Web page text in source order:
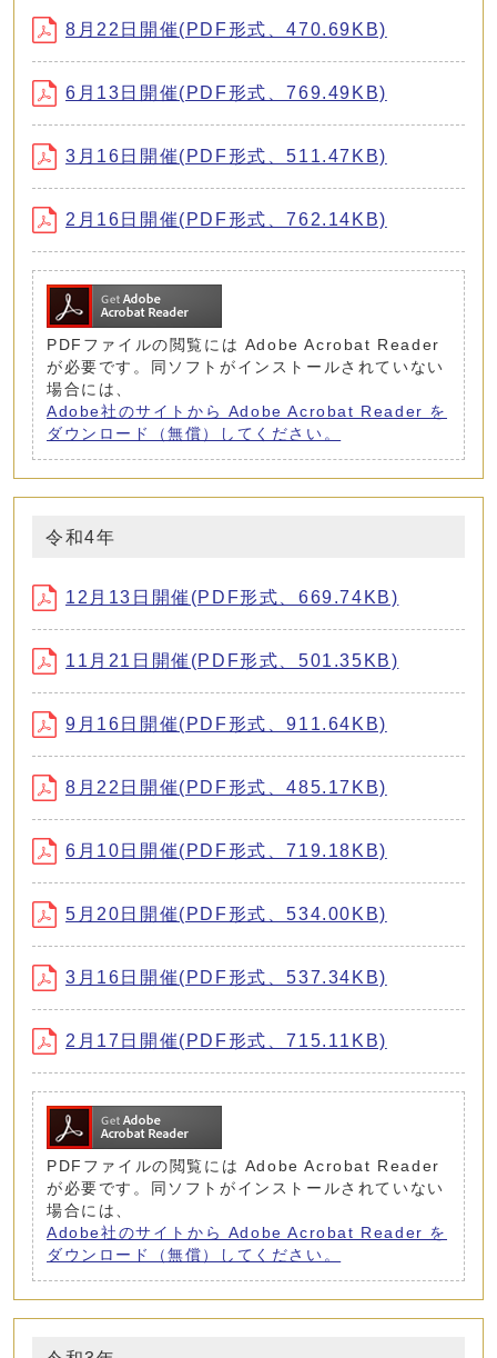
8月22日開催(PDF形式、470.69KB)
6月13日開催(PDF形式、769.49KB)
3月16日開催(PDF形式、511.47KB)
2月16日開催(PDF形式、762.14KB)
PDFファイルの閲覧には Adobe Acrobat Reader
が必要です。同ソフトがインストールされていない
場合には、
Adobe社のサイトから Adobe Acrobat Reader を
ダウンロード（無償）してください。
令和4年
12月13日開催(PDF形式、669.74KB)
11月21日開催(PDF形式、501.35KB)
9月16日開催(PDF形式、911.64KB)
8月22日開催(PDF形式、485.17KB)
6月10日開催(PDF形式、719.18KB)
5月20日開催(PDF形式、534.00KB)
3月16日開催(PDF形式、537.34KB)
2月17日開催(PDF形式、715.11KB)
PDFファイルの閲覧には Adobe Acrobat Reader
が必要です。同ソフトがインストールされていない
場合には、
Adobe社のサイトから Adobe Acrobat Reader を
ダウンロード（無償）してください。